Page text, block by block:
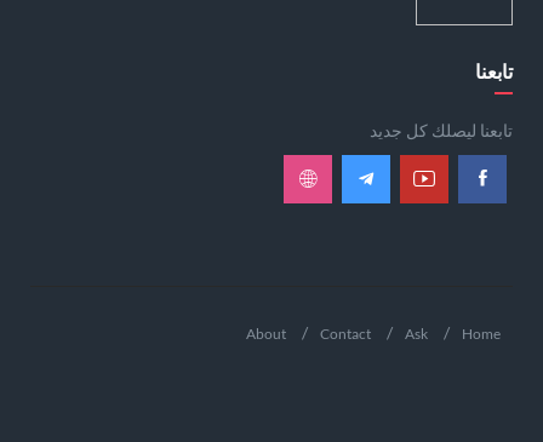
تابعنا
تابعنا ليصلك كل جديد
Home
Ask
Contact
About